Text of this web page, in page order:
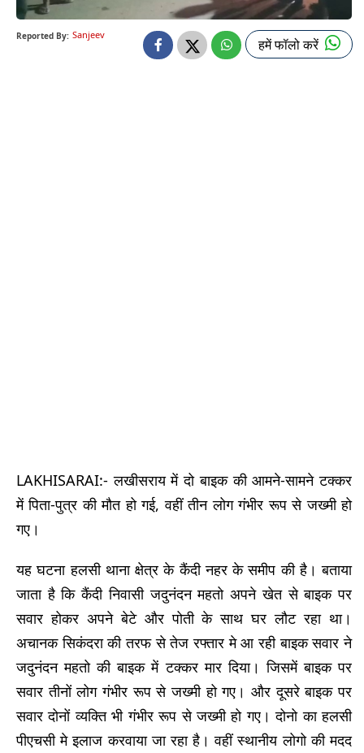
Reported By: Sanjeev
हमें फॉलो करें
LAKHISARAI:- लखीसराय में दो बाइक की आमने-सामने टक्कर
में पिता-पुत्र की मौत हो गई, वहीं तीन लोग गंभीर रूप से जख्मी हो
गए।
यह घटना हलसी थाना क्षेत्र के कैंदी नहर के समीप की है। बताया
जाता है कि कैंदी निवासी जदुनंदन महतो अपने खेत से बाइक पर
सवार होकर अपने बेटे और पोती के साथ घर लौट रहा था।
अचानक सिकंदरा की तरफ से तेज रफ्तार मे आ रही बाइक सवार ने
जदुनंदन महतो की बाइक में टक्कर मार दिया। जिसमें बाइक पर
सवार तीनों लोग गंभीर रूप से जख्मी हो गए। और दूसरे बाइक पर
सवार दोनों व्यक्ति भी गंभीर रूप से जख्मी हो गए। दोनो का हलसी
पीएचसी मे इलाज करवाया जा रहा है। वहीं स्थानीय लोगो की मदद